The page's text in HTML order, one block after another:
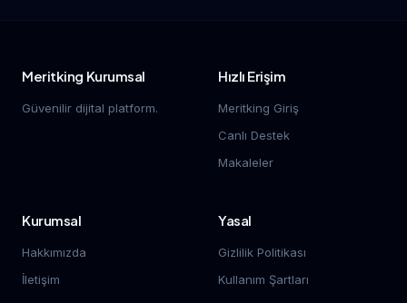
Meritking Kurumsal
Güvenilir dijital platform.
Hızlı Erişim
Meritking Giriş
Canlı Destek
Makaleler
Kurumsal
Hakkımızda
İletişim
Yasal
Gizlilik Politikası
Kullanım Şartları